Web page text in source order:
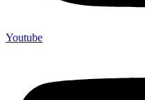
Youtube